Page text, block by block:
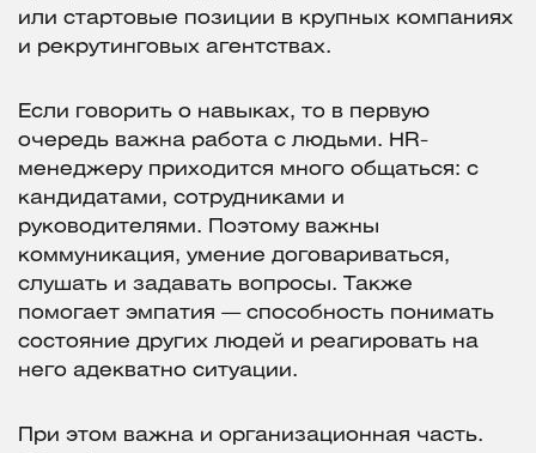
или стартовые позиции в крупных компаниях
и рекрутинговых агентствах.
Если говорить о навыках, то в первую
очередь важна работа с людьми. HR-
менеджеру приходится много общаться: с
кандидатами, сотрудниками и
руководителями. Поэтому важны
коммуникация, умение договариваться,
слушать и задавать вопросы. Также
помогает эмпатия — способность понимать
состояние других людей и реагировать на
него адекватно ситуации.
При этом важна и организационная часть.